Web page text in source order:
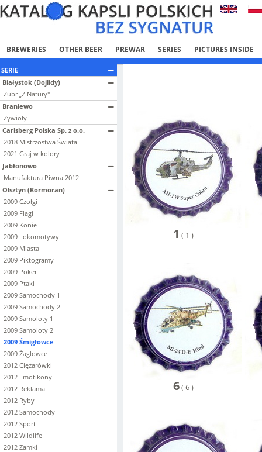
BREWERIES OTHER BEER PREWAR SERIES PICTURES INSIDE
SERIE
Białystok (Dojlidy)
Żubr „Z Natury"
Braniewo
Żywioły
Carlsberg Polska Sp. z o.o.
2018 Mistrzostwa Świata
2021 Graj w kolory
Jabłonowo
Manufaktura Piwna 2012
Olsztyn (Kormoran)
2009 Czołgi
2009 Flagi
2009 Konie
2009 Lokomotywy
2009 Miasta
2009 Piktogramy
2009 Poker
2009 Ptaki
2009 Samochody 1
2009 Samochody 2
2009 Samoloty 1
2009 Samoloty 2
2009 Śmigłowce
2009 Żaglowce
2012 Ciężarówki
2012 Emotikony
2012 Reklama
2012 Ryby
2012 Samochody
2012 Sport
2012 Wildlife
2012 Zamki
1 ( 1 )
6(6)